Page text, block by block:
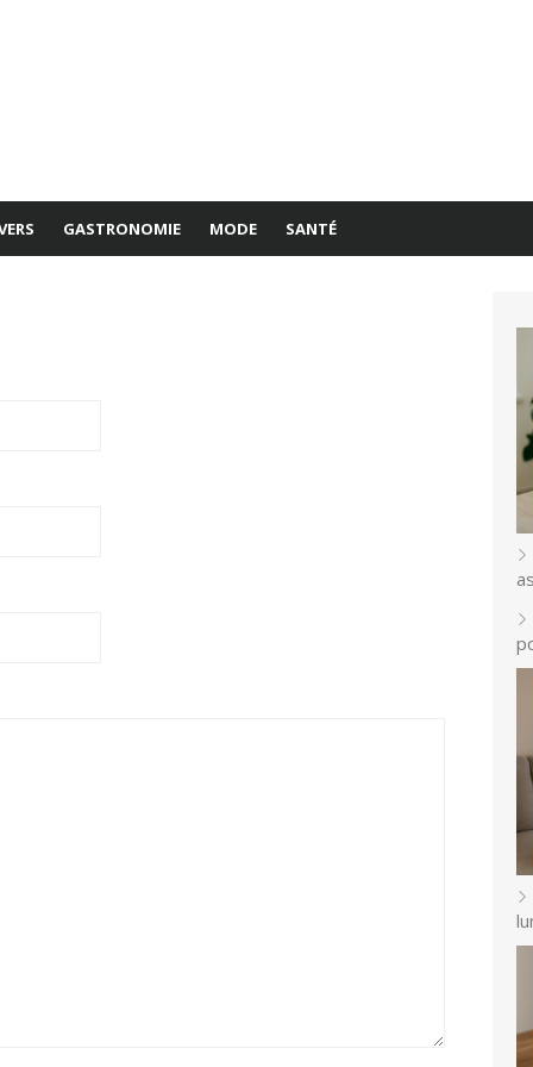
GASTRONOMIE MODE SANTÉ